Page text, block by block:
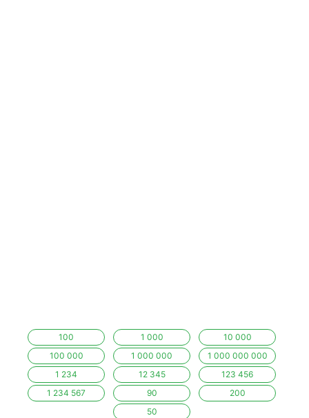
100 1 000
10 000
100 000
1 000 000
1 000 000 000
1 234
12 345
123 456
1 234 567
90
200
50